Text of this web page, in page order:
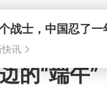
的“端午”